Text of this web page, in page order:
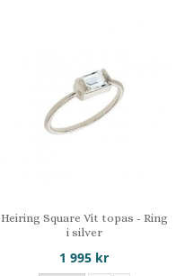
Heiring Square Vit topas - Ring
i silver
1 995 kr